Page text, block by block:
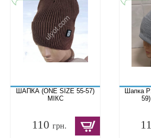
ШАПКА (ONE SIZE 55-57)
МІКС
110 грн.
Шапка